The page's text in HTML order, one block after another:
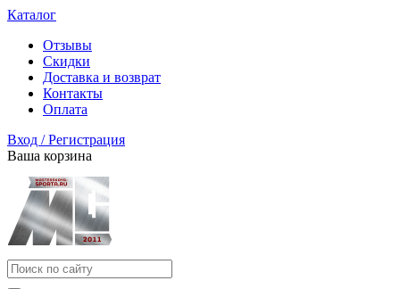
Каталог
Отзывы
Скидки
Доставка и возврат
Контакты
Оплата
Вход / Регистрация
Ваша корзина